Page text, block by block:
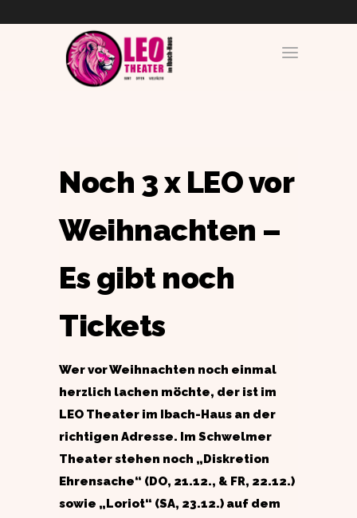
Noch 3 x LEO vor
Weihnachten –
Es gibt noch
Tickets
Wer vor Weihnachten noch einmal
herzlich lachen möchte, der ist im
LEO Theater im Ibach-Haus an der
richtigen Adresse. Im Schwelmer
Theater stehen noch „Diskretion
Ehrensache“ (DO, 21.12., & FR, 22.12.)
sowie „Loriot“ (SA, 23.12.) auf dem